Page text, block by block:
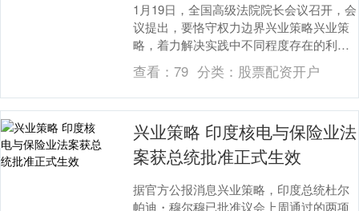
1月19日，全国高级法院院长会议召开，会
议提出，要恪守权力边界兴业策略兴业策
略，着力解决实践中不同程度存在的利用
行政、刑事手段干预经济纠纷，特别是趋
利性和违规异....
查看：79 分类： 股票配资开户
兴业策略 印度核电与保险业法
案获总统批准正式生效
据官方公报消息兴业策略，印度总统杜尔
帕迪・穆尔穆已批准议会上周通过的两项